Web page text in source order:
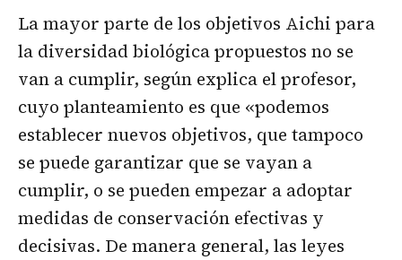
La mayor parte de los objetivos Aichi para
la diversidad biológica propuestos no se
van a cumplir, según explica el profesor,
cuyo planteamiento es que «podemos
establecer nuevos objetivos, que tampoco
se puede garantizar que se vayan a
cumplir, o se pueden empezar a adoptar
medidas de conservación efectivas y
decisivas. De manera general, las leyes